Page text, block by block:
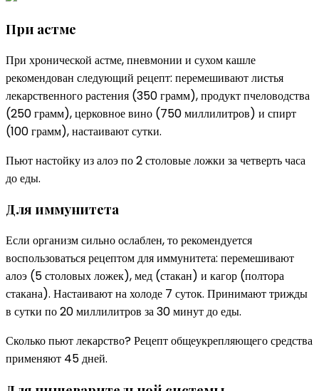
При астме
При хронической астме, пневмонии и сухом кашле
рекомендован следующий рецепт: перемешивают листья
лекарственного растения (350 грамм), продукт пчеловодства
(250 грамм), церковное вино (750 миллилитров) и спирт
(100 грамм), настаивают сутки.
Пьют настойку из алоэ по 2 столовые ложки за четверть часа
до еды.
Для иммунитета
Если организм сильно ослаблен, то рекомендуется
воспользоваться рецептом для иммунитета: перемешивают
алоэ (5 столовых ложек), мед (стакан) и кагор (полтора
стакана). Настаивают на холоде 7 суток. Принимают трижды
в сутки по 20 миллилитров за 30 минут до еды.
Сколько пьют лекарство? Рецепт общеукрепляющего средства
применяют 45 дней.